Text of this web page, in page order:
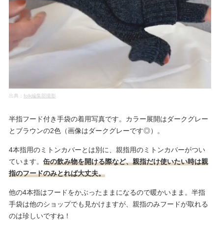
出典： folk編集部撮影
半指フード付き手袋の着用写真です。カラー展開はダークグレー
とブラウンの2色（画像はダークグレーです◎）。
4本指用のミトンカバーとは別に、親指用のミトンカバーがつい
ています。 缶の飲み物を開ける際など、親指だけ使いたい時は親
指のフードのみとれば大丈夫。
他の4本指はフードをかぶったままになるので暖かいまま。半指
手袋は他のショップでも見かけますが、親指のみフードが取れる
のは珍しいですね！